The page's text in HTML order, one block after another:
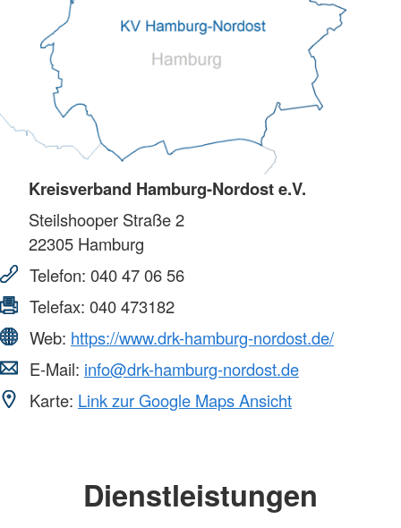
Kreisverband Hamburg-Nordost e.V.
Steilshooper Straße 2
22305 Hamburg
Telefon: 040 47 06 56
Telefax: 040 473182
Web: https://www.drk-hamburg-nordost.de/
E-Mail: info@drk-hamburg-nordost.de
Karte: Link zur Google Maps Ansicht
Dienstleistungen